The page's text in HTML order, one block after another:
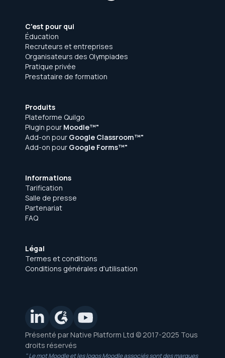
C'est pour qui
Éducation
Recruteurs et entreprises
Organisateurs des Olympiades
Pratique privée
Prestataire de formation
Produits
Plateforme Quilgo
Plugin pour Moodle™"
Add-on pour Google Classroom™"
Add-on pour Google Forms™"
Informations
Tarification
Salle de presse
Partenariat
FAQ
Légal
Termes et conditions
Conditions générales d'utilisation
Présenté par Native Platform Ltd © 2017-2025 Tous
droits réservés
" Le mot Moodle et les logos Moodle associés sont des marques